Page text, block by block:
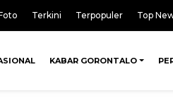
Terkini Terpopuler Top
KABAR GORONTALO